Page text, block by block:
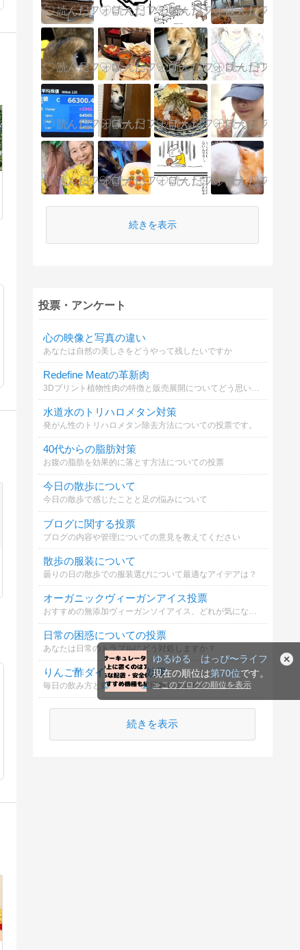
ゆるゆる はっぴ〜ライフ
現在の順位は第70位です。
≫このブログの順位を表示
続きを表示
投票・アンケート
心の映像と写真の違い
あなたは自然の美しさをどうやって残したいですか
Redefine Meatの革新肉
3Dプリント植物性肉の特徴と販売展開についてどう思いますか？
水道水のトリハロメタン対策
発がん性のトリハロメタン除去方法についての投票です。
40代からの脂肪対策
お腹の脂肪を効果的に落とす方法についての投票
今日の散歩について
今日の散歩で感じたことと足の悩みについて
ブログに関する投票
ブログの内容や管理についての意見を教えてください
散歩の服装について
曇りの日の散歩での服装選びについて最適なアイデアは？
オーガニックヴィーガンアイス投票
おすすめの無添加ヴィーガンソイアイス、どれが気になる？
日常の困惑についての投票
あなたは日常のトラブルにどう対処しますか？
りんご酢ダイエットの効果
毎日の飲み方と効果について理解しますか？
続きを表示